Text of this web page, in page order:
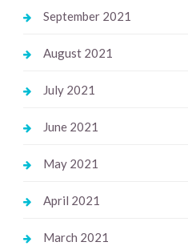
September 2021
August 2021
July 2021
June 2021
May 2021
April 2021
March 2021